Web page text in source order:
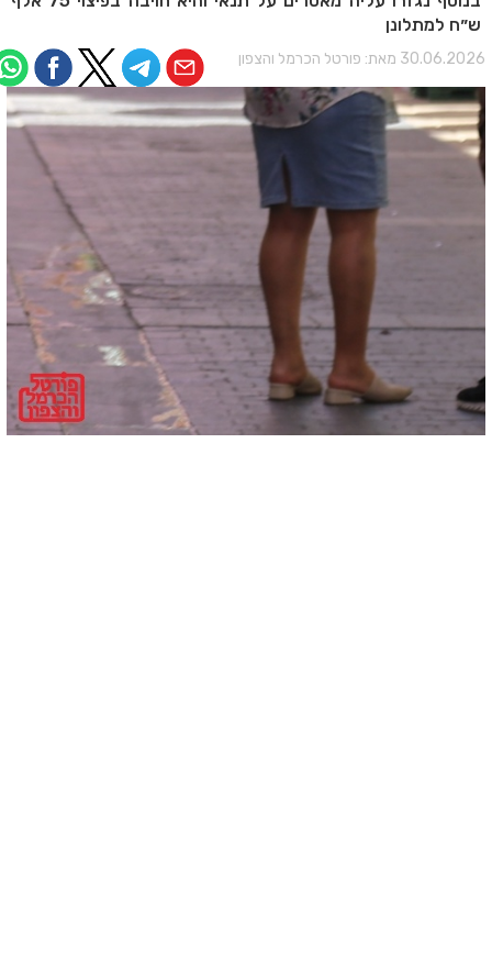
ש״ח למתלונן
מאת: פורטל הכרמל והצפון